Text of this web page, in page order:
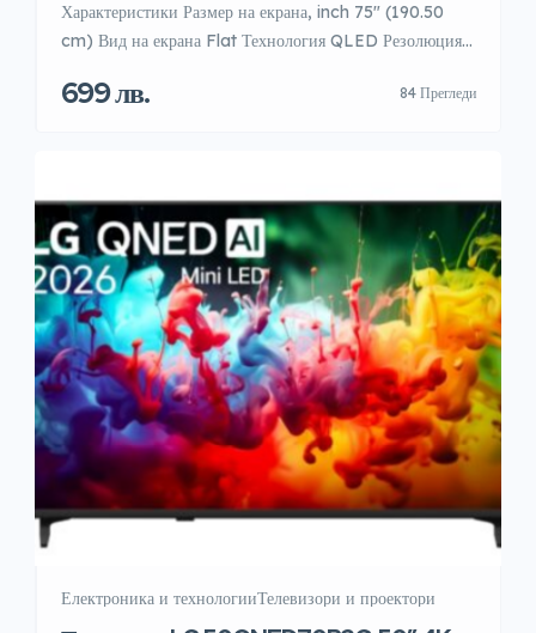
Характеристики Размер на екрана, inch 75″ (190.50
cm) Вид на екрана Flat Технология QLED Резолюция
контраст 3800:1 Честота, Hz 60Hz Тунер DVB-
2 USB, […]
699 лв. 84 Прегледи
Електроника и технологииТелевизори и проектори